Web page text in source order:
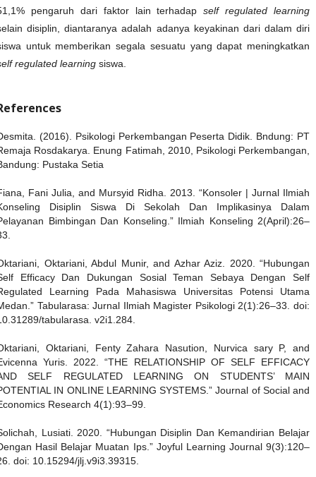
pengaruh dari faktor lain terhadapself regulated learning
disiplin, diantaranya adalah adanya keyakinan dari dalam diri
untuk memberikan segala sesuatu yang dapat meningkatkan
regulated learning siswa.
(2016). Psikologi Perkembangan Peserta Didik. Bndung: PT
Rosdakarya. Enung Fatimah, 2010, Psikologi Perkembangan,
Pustaka Setia
Fani Julia, and Mursyid Ridha. 2013. “Konsoler | Jurnal Ilmiah
Disiplin Siswa Di Sekolah Dan Implikasinya Dalam
Bimbingan Dan Konseling.” Ilmiah Konseling 2(April):26–
Oktariani, Abdul Munir, and Azhar Aziz. 2020. “Hubungan
Efficacy Dan Dukungan Sosial Teman Sebaya Dengan Self
Learning Pada Mahasiswa Universitas Potensi Utama
Tabularasa: Jurnal Ilmiah Magister Psikologi 2(1):26–33. doi:
tabularasa. v2i1.284.
Oktariani, Fenty Zahara Nasution, Nurvica sary P, and
Yuris. 2022. “THE RELATIONSHIP OF SELF EFFICACY
SELF REGULATED LEARNING ON STUDENTS’ MAIN
IN ONLINE LEARNING SYSTEMS.” Journal of Social and
Research 4(1):93–99.
Lusiati. 2020. “Hubungan Disiplin Dan Kemandirian Belajar
Hasil Belajar Muatan Ips.” Joyful Learning Journal 9(3):120–
doi: 10.15294/jlj.v9i3.39315.